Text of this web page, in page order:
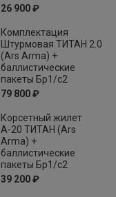
26 900 ₽
Комплектация
Штурмовая ТИТАН 2.0
(Ars Arma) +
баллистические
пакеты Бр1/с2
79 800 ₽
Корсетный жилет
А-20 ТИТАН (Ars
Arma) +
баллистические
пакеты Бр1/с2
39 200 ₽